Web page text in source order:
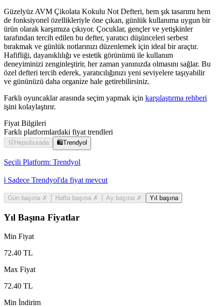
Güzelyüz AVM Çikolata Kokulu Not Defteri, hem şık tasarımı hem
de fonksiyonel özellikleriyle öne çıkan, günlük kullanıma uygun bir
ürün olarak karşımıza çıkıyor. Çocuklar, gençler ve yetişkinler
tarafından tercih edilen bu defter, yaratıcı düşünceleri serbest
bırakmak ve günlük notlarınızı düzenlemek için ideal bir araçtır.
Hafifliği, dayanıklılığı ve estetik görünümü ile kullanım
deneyiminizi zenginleştirir, her zaman yanınızda olmasını sağlar. Bu
özel defteri tercih ederek, yaratıcılığınızı yeni seviyelere taşıyabilir
ve gününüzü daha organize hale getirebilirsiniz.
Farklı oyuncaklar arasında seçim yapmak için karşılaştırma rehberi
işini kolaylaştırır.
Fiyat Bilgileri
Farklı platformlardaki fiyat trendleri
🛒 Hepsiburada 🛍️Trendyol
Seçili Platform: Trendyol
ℹ️ Sadece Trendyol'da fiyat mevcut
Gün başına ✗ Hafta başına ✗ Ay başına ✗ Yıl başına
Yıl Başına Fiyatlar
Min Fiyat
72.40 TL
Max Fiyat
72.40 TL
Min İndirim